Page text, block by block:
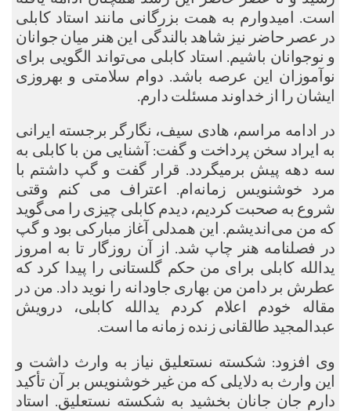
است. امیدوارم به همت بزرگانی مانند استاد کابلی
در عصر حاضر نیز شاهد بالندگی این هنر میان جوانان
و نوجوانان باشیم. استاد کابلی می‌تواند الگویی برای
نوآموزان این عرصه باشد. دوام سلامتی و بهروزی
ایشان را از خداوند مسئلت دارم.
در ادامه مراسم، هادی سیف، نگارگر برجسته ایرانی
به ایراد سخن پرداخت و گفت: آشنایی من با کابلی به
سه دهه پیش برمیگردد. قرار گفت و گپ داشتم با
مرد خوشنویس زمانه‌ام. اعتراف می کنم وقتی
شروع به صحبت کردیم، دیدم کابلی چیزی را می‌گوید
که من می‌اندیشم. این همدلی آغاز مبارکی بود و گپ
در فصلنامه هنر چاپ شد. از آن روزگار تا به امروز
یدالله کابلی برای من حکم گلستانی را پیدا کرد که
عطرش بر دامن من بهاری جاودانه را نوید داد. من در
مقاله خودم اعلام کردم یدالله کابلی، درویش
عبدالمجید طالقانی زنده زمانه ما است.
وی افزود: شکسته نستعلیق نیاز به وارث داشت و
این وارث به دلایلی که من غیر خوشنویس بر آن تأکید
دارم جان جانان بخشید به شکسته نستعلیق. استاد